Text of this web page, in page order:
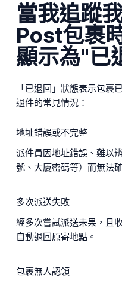
當我追蹤
Post包裹
顯示為"已
「已退回」狀態表示包裹
退件的常見情況：
地址錯誤或不完整
派件員因地址錯誤、難以
號、大廈密碼等）而無法
多次派送失敗
經多次嘗試派送未果，且
自動退回原寄地點。
包裹無人認領